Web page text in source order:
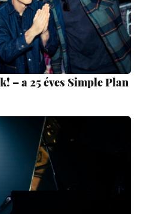
– a 25 éves Simple Plan